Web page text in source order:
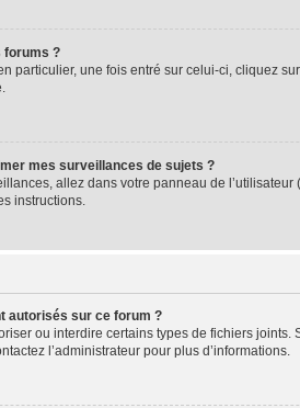
forums ?
particulier, une fois entré sur celui-ci, cliquez
mes surveillances de sujets ?
allez dans votre panneau de l’utilisateur
instructions.
autorisés sur ce forum ?
ou interdire certains types de fichiers joints.
l’administrateur pour plus d’informations.